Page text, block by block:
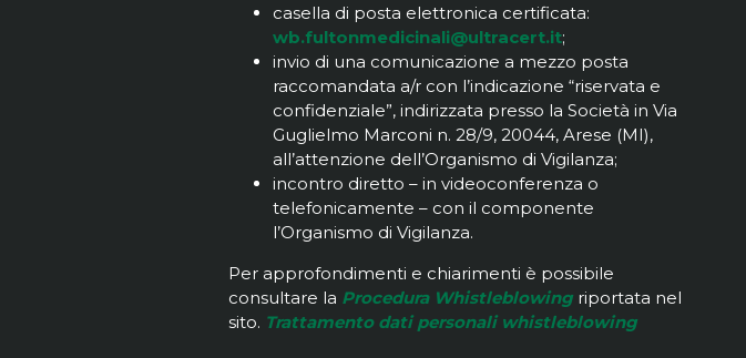
casella di posta elettronica certificata:
wb.fultonmedicinali@ultracert.it;
invio di una comunicazione a mezzo posta
raccomandata a/r con l’indicazione “riservata e
confidenziale”, indirizzata presso la Società in Via
Guglielmo Marconi n. 28/9, 20044, Arese (MI),
all’attenzione dell’Organismo di Vigilanza;
incontro diretto – in videoconferenza o
telefonicamente – con il componente
l’Organismo di Vigilanza.
Per approfondimenti e chiarimenti è possibile
consultare la Procedura Whistleblowing riportata nel
sito. Trattamento dati personali whistleblowing